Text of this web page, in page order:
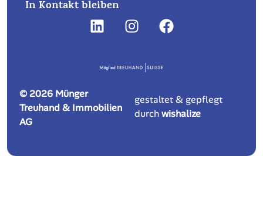
Referenzen
Rechtliches
Impressum
Datenschutz
In Kontakt bleiben